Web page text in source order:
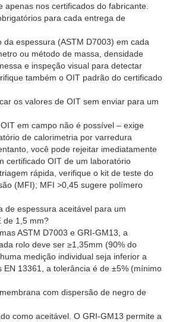
apenas nos certificados do fabricante.
para cada entrega de
da espessura (ASTM D7003) em cada
ou método de massa, densidade
e inspeção visual para detectar
também o OIT padrão do certificado
os valores de OIT sem enviar para um
em campo não é possível – exige
de calorimetria por varredura
você pode rejeitar imediatamente
certificado OIT de um laboratório
rápida, verifique o kit de teste do
(MFI); MFI >0,45 sugere polímero
de espessura aceitável para um
de 1,5 mm?
ASTM D7003 e GRI-GM13, a
rolo deve ser ≥1,35mm (90% do
medição individual seja inferior a
EN 13361, a tolerância é de ±5% (mínimo
com dispersão de negro de
como aceitável. O GRI-GM13 permite a